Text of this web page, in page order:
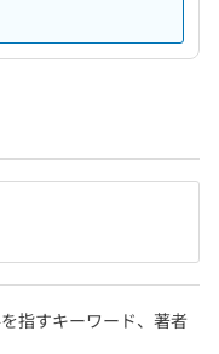
指すキーワード、著者